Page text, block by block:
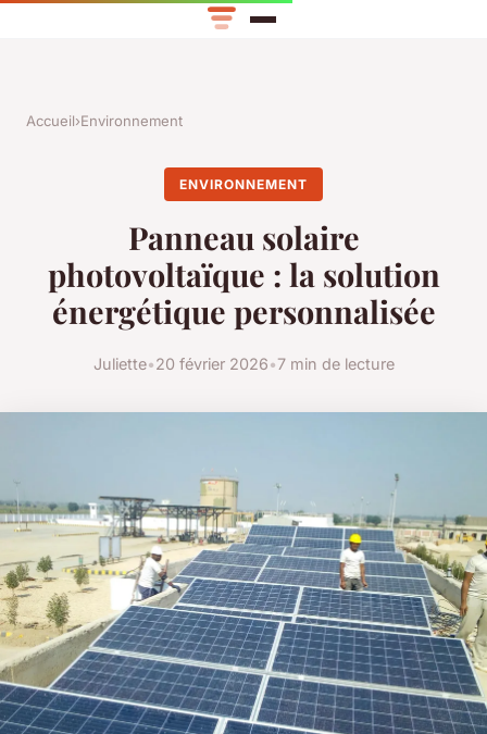
Accueil›Environnement
ENVIRONNEMENT
Panneau solaire
photovoltaïque : la solution
énergétique personnalisée
Juliette•20 février 2026•7 min de lecture